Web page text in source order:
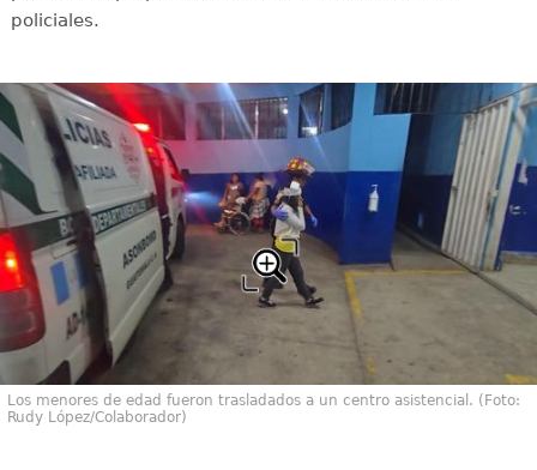
policiales.
Los menores de edad fueron trasladados a un centro asistencial. (Foto:
Rudy López/Colaborador)